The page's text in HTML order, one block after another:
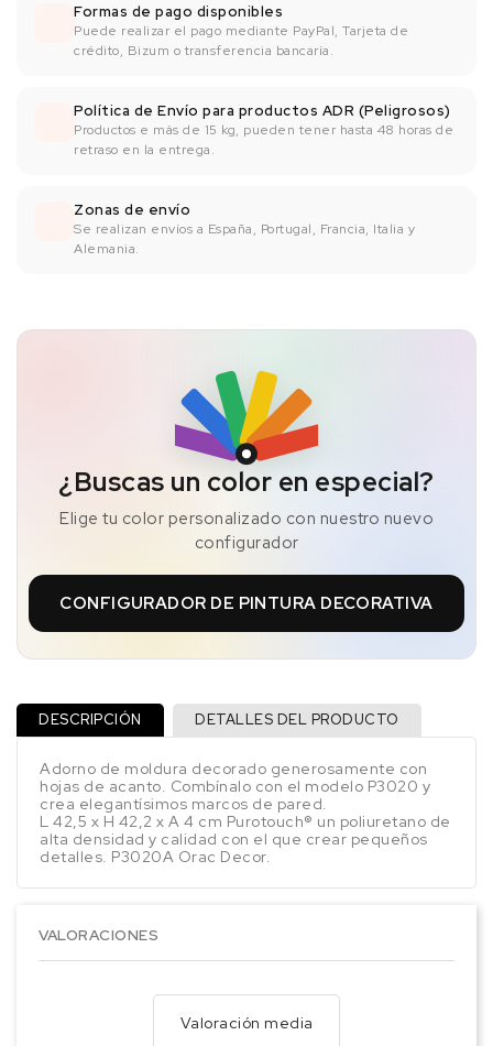
Formas de pago disponibles
Puede realizar el pago mediante PayPal, Tarjeta de
crédito, Bizum o transferencia bancaría.
Política de Envío para productos ADR (Peligrosos)
Productos e más de 15 kg, pueden tener hasta 48 horas de
retraso en la entrega.
Zonas de envío
Se realizan envíos a España, Portugal, Francia, Italia y
Alemania.
¿Buscas un color en especial?
Elige tu color personalizado con nuestro nuevo
configurador
CONFIGURADOR DE PINTURA DECORATIVA
DESCRIPCIÓN DETALLES DEL PRODUCTO
Adorno de moldura decorado generosamente con
hojas de acanto. Combínalo con el modelo P3020 y
crea elegantísimos marcos de pared.
L 42,5 x H 42,2 x A 4 cm Purotouch® un poliuretano de
alta densidad y calidad con el que crear pequeños
detalles. P3020A Orac Decor.
VALORACIONES
Valoración media